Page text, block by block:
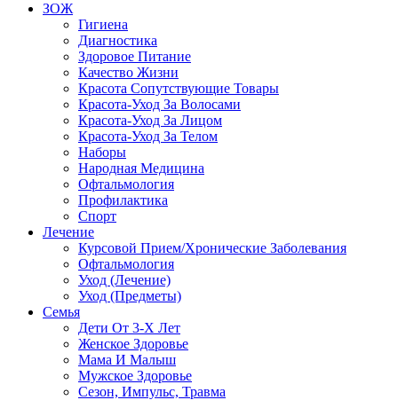
ЗОЖ
Гигиена
Диагностика
Здоровое Питание
Качество Жизни
Красота Сопутствующие Товары
Красота-Уход За Волосами
Красота-Уход За Лицом
Красота-Уход За Телом
Наборы
Народная Медицина
Офтальмология
Профилактика
Спорт
Лечение
Курсовой Прием/Хронические Заболевания
Офтальмология
Уход (Лечение)
Уход (Предметы)
Семья
Дети От 3-Х Лет
Женское Здоровье
Мама И Малыш
Мужское Здоровье
Сезон, Импульс, Травма